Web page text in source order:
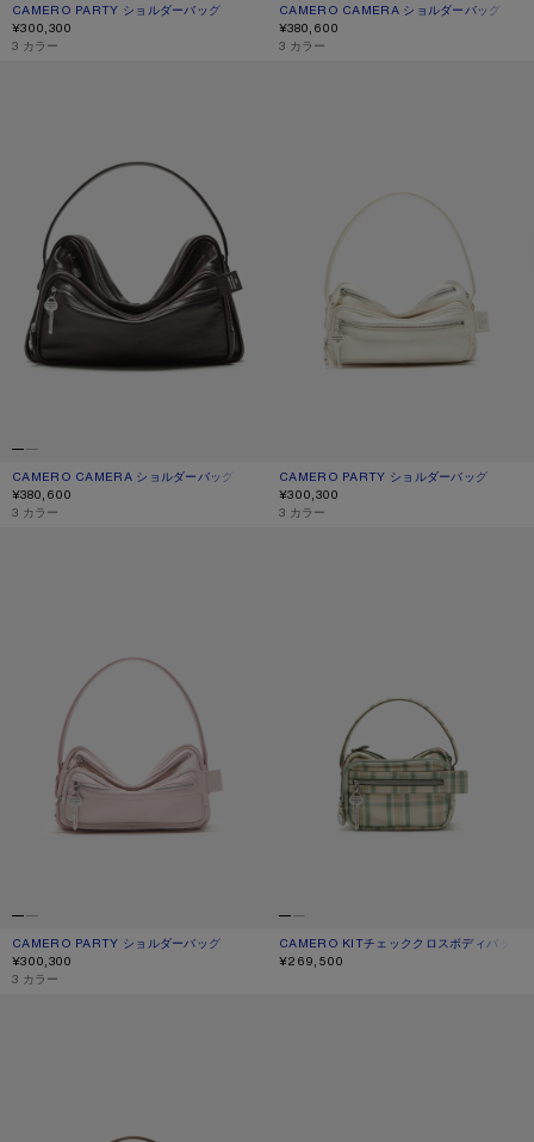
CAMERO PARTY ショルダーバッグ
現在の色： トープベージュ
価格: ¥300,300.
¥300,300
,3 カラー
CAMERO CAMERA ショルダーバッグ
現在の色： キャラメルブラウン
価格: ¥380,600.
¥380,600
,3 カラー
CAMERO CAMERA ショルダーバッグ
現在の色： チョコレートブラウン
価格: ¥380,600.
¥380,600
,3 カラー
CAMERO PARTY ショルダーバッグ
現在の色： クリームホワイト
価格: ¥300,300.
¥300,300
,3 カラー
CAMERO PARTY ショルダーバッグ
現在の色： ペールピンク
価格: ¥300,300.
¥300,300
,3 カラー
CAMERO KITチェッククロスボディバッグ
現在の色： グリーン/オレンジ
価格: ¥269,500.
¥269,500